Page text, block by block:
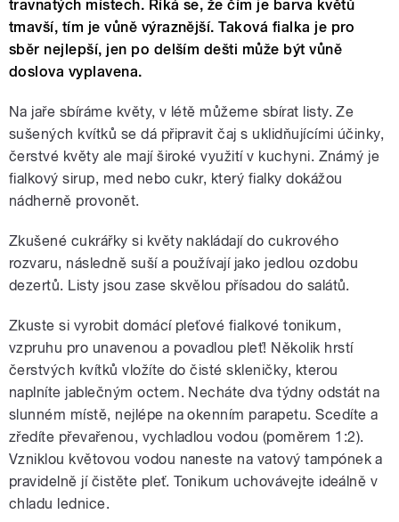
travnatých místech. Říká se, že čím je barva květů
tmavší, tím je vůně výraznější. Taková fialka je pro
sběr nejlepší, jen po delším dešti může být vůně
doslova vyplavena.
Na jaře sbíráme květy, v létě můžeme sbírat listy. Ze
sušených kvítků se dá připravit čaj s uklidňujícími účinky,
čerstvé květy ale mají široké využití v kuchyni. Známý je
fialkový sirup, med nebo cukr, který fialky dokážou
nádherně provonět.
Zkušené cukrářky si květy nakládají do cukrového
rozvaru, následně suší a používají jako jedlou ozdobu
dezertů. Listy jsou zase skvělou přísadou do salátů.
Zkuste si vyrobit domácí pleťové fialkové tonikum,
vzpruhu pro unavenou a povadlou pleť! Několik hrstí
čerstvých kvítků vložíte do čisté skleničky, kterou
naplníte jablečným octem. Necháte dva týdny odstát na
slunném místě, nejlépe na okenním parapetu. Scedíte a
zředíte převařenou, vychladlou vodou (poměrem 1:2).
Vzniklou květovou vodou naneste na vatový tampónek a
pravidelně jí čistěte pleť. Tonikum uchovávejte ideálně v
chladu lednice.